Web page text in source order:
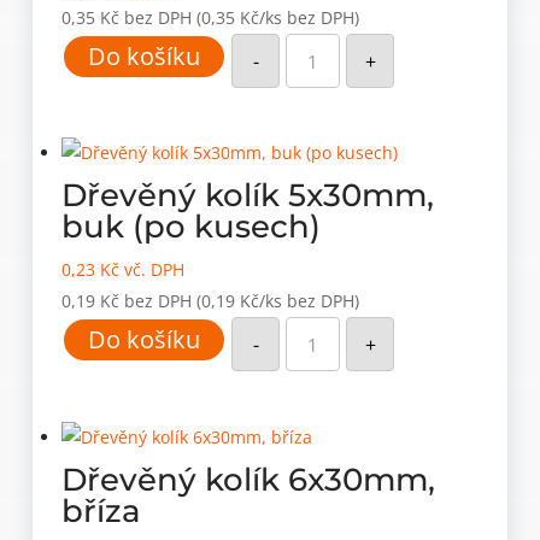
0,35 Kč bez DPH (0,35 Kč/ks bez DPH)
Do košíku -
Dřevěný
kolík
12x40mm,
dubový
+
Dřevěný kolík 5x30mm,
buk (po kusech)
0,23 Kč vč. DPH
0,19 Kč bez DPH (0,19 Kč/ks bez DPH)
Do košíku -
Dřevěný
kolík
5x30mm,
buk
množství
+
Dřevěný kolík 6x30mm,
bříza